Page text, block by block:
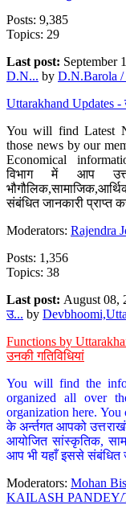
Posts: 9,385
Topics: 29
Last post: September
D.N... by D.N.Barola /
Uttarakhand Updates -
You will find Latest
those news by our
Economical
विभाग में आप
संबंधित जानकारी
Moderators: Rajendra
Posts: 1,356
Topics: 38
Last post: August 08,
उ... by
Functions by
उनकी गतिविधियां
You will find the
organized all over
organization here. You
के अर्न्तगत आपको
आयोजित सांस्कृतिक,
आप भी यहाँ इससे संबंधित
Moderators: Mohan
KAILASH